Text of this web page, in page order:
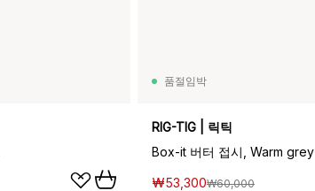
품절임박
RIG-TIG | 릭틱
Box-it 버터 접시, Warm grey
₩53,300₩60,000